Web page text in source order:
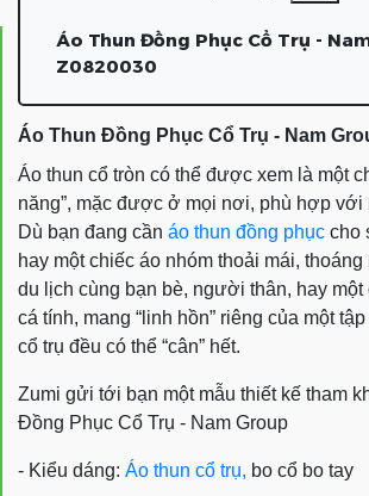
Áo Thun Đồng Phục Cổ Trụ -
Z0820030
Áo Thun Đồng Phục Cổ Trụ - Nam
Áo thun cổ tròn có thể được xem là một
năng”, mặc được ở mọi nơi, phù hợp với
Dù bạn đang cần áo thun đồng phục cho
hay một chiếc áo nhóm thoải mái, thoáng
du lịch cùng bạn bè, người thân, hay
cá tính, mang “linh hồn” riêng của một
cổ trụ đều có thể “cân” hết.
Zumi gửi tới bạn một mẫu thiết kế tham
Đồng Phục Cổ Trụ - Nam Group
- Kiểu dáng: Áo thun cổ trụ, bo cổ bo tay